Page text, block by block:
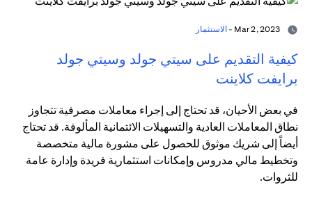
الاستثمار
كيفية التقديم على سيتي جولد وسيتي جولد
برايفت كلاينت
في بعض الأحيان، قد تحتاج إلى إجراء معاملات مصرفية تتجاوز
نطاق المعاملات العادية والتسهيلات الائتمانية المألوفة. قد تحتاج
أيضاً إلى شريك موثوق للحصول على مشورة مالية متخصصة
وتخطيط مالي مدروس وإمكانات استثمارية فريدة وإدارة عامة
للثروات.